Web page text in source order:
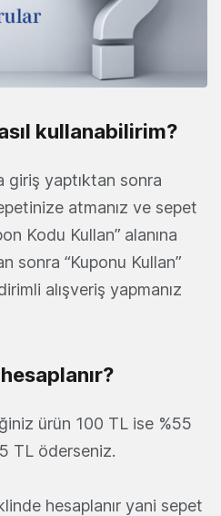
kullanabilirim?
giriş yaptıktan sonra
atmanız ve sepet
Kodu Kullan” alanına
sonra “Kuponu Kullan”
alışveriş yapmanız
ürün 100 TL ise %55
TL öderseniz.
hesaplanır yani sepet